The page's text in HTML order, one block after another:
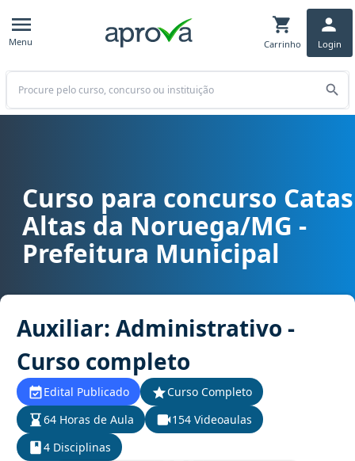
Menu Carrinho Login
Buscar
Curso para concurso Catas Altas da Noruega/MG - Prefeitura
Curso para concurso Catas
Altas da Noruega/MG -
Prefeitura Municipal
Auxiliar: Administrativo -
Curso completo
Edital Publicado
Curso Completo
64 Horas de Aula
154 Videoaulas
4 Disciplinas